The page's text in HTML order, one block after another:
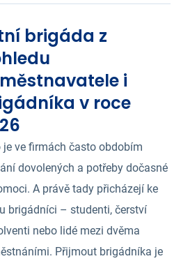
brigáda z
i
v roce
je ve firmách často obdobím
dovolených a potřeby dočasné
A právě tady přicházejí ke
brigádníci – studenti, čerství
nebo lidé mezi dvěma
Přijmout brigádníka je